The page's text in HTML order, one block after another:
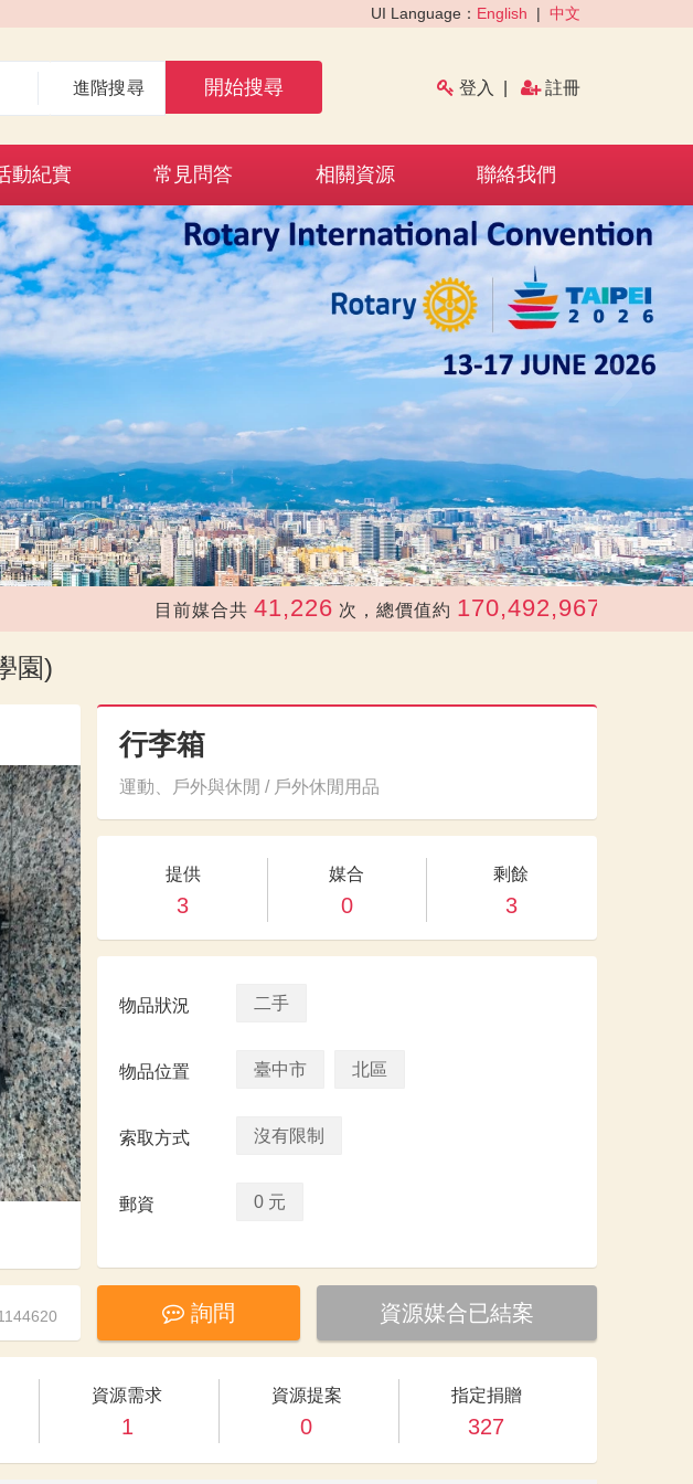
UI Language： English | 中文
進階搜尋 開始搜尋 登入 註冊
動紀實 常見問答 相關資源 聯絡我們
›
目前媒合共 41,226 次，總價值約 170,492,967 元
園)
行李箱
運動、戶外與休閒 / 戶外休閒用品
提供
3
媒合
0
剩餘
3
物品狀況 二手
物品位置 臺中市 北區
索取方式 沒有限制
郵資 0 元
詢問 資源媒合已結案
資源需求
1
資源提案
0
指定捐贈
327